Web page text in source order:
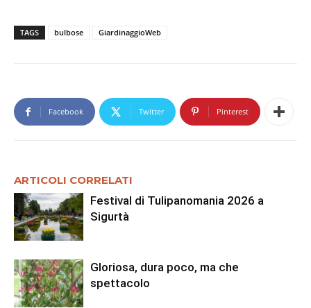
TAGS bulbose GiardinaggioWeb
Facebook Twitter Pinterest
ARTICOLI CORRELATI
Festival di Tulipanomania 2026 a
Sigurtà
Gloriosa, dura poco, ma che
spettacolo